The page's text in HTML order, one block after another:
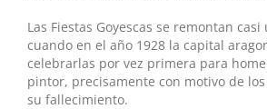
Las Fiestas Goyescas se remontan
cuando en el año 1928 la capital
celebrarlas por vez primera para
pintor, precisamente con motivo de
su fallecimiento.